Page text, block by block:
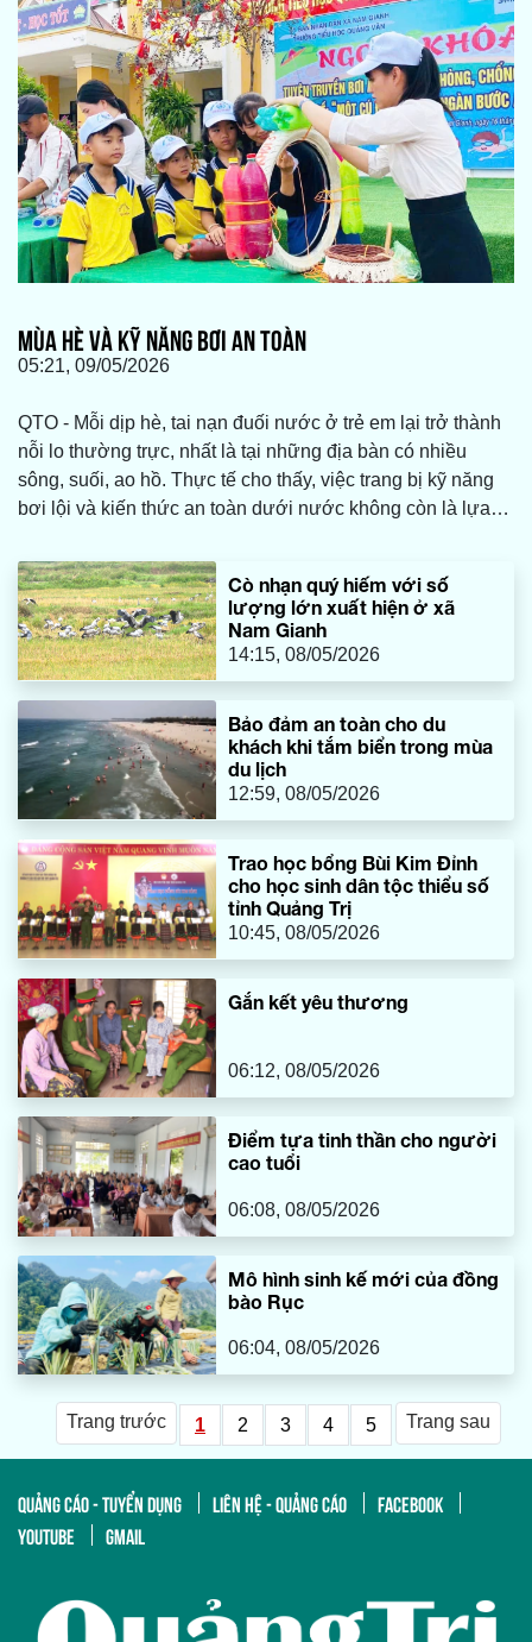
MÙA HÈ VÀ KỸ NĂNG BƠI AN TOÀN
05:21, 09/05/2026
QTO - Mỗi dịp hè, tai nạn đuối nước ở trẻ em lại trở thành
nỗi lo thường trực, nhất là tại những địa bàn có nhiều
sông, suối, ao hồ. Thực tế cho thấy, việc trang bị kỹ năng
bơi lội và kiến thức an toàn dưới nước không còn là lựa
Cò nhạn quý hiếm với số
lượng lớn xuất hiện ở xã
Nam Gianh
14:15, 08/05/2026
Bảo đảm an toàn cho du
khách khi tắm biển trong mùa
du lịch
12:59, 08/05/2026
Trao học bổng Bùi Kim Đỉnh
cho học sinh dân tộc thiểu số
tỉnh Quảng Trị
10:45, 08/05/2026
Gắn kết yêu thương
06:12, 08/05/2026
Điểm tựa tinh thần cho người
cao tuổi
06:08, 08/05/2026
Mô hình sinh kế mới của đồng
bào Rục
06:04, 08/05/2026
Trang trước 1 2 3 4 5 Trang sau
QUẢNG CÁO - TUYỂN DỤNG LIÊN HỆ - QUẢNG CÁO
FACEBOOK
YOUTUBE
GMAIL